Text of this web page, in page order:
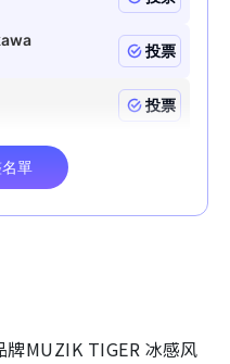
牌MUZIK TIGER 冰感风